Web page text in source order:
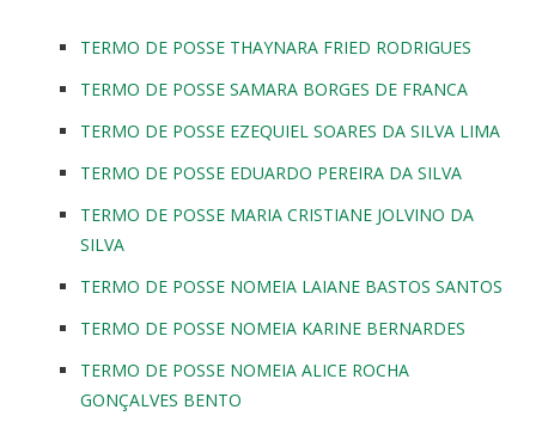
TERMO DE POSSE THAYNARA FRIED RODRIGUES
TERMO DE POSSE SAMARA BORGES DE FRANCA
TERMO DE POSSE EZEQUIEL SOARES DA SILVA LIMA
TERMO DE POSSE EDUARDO PEREIRA DA SILVA
TERMO DE POSSE MARIA CRISTIANE JOLVINO DA
SILVA
TERMO DE POSSE NOMEIA LAIANE BASTOS SANTOS
TERMO DE POSSE NOMEIA KARINE BERNARDES
TERMO DE POSSE NOMEIA ALICE ROCHA
GONÇALVES BENTO